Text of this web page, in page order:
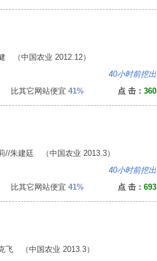
（中国农业 2012.12）
101 40小时前挖出
其它网站便宜 41% 点 击： 360
//朱建廷 （中国农业 2013.3）
101 40小时前挖出
其它网站便宜 41% 点 击： 693
飞 （中国农业 2013.3）